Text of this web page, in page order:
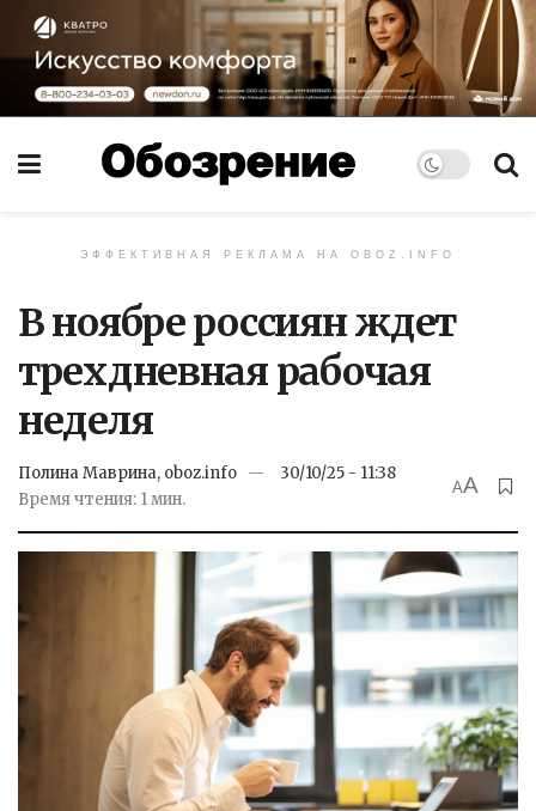
ЭФФЕКТИВНАЯ РЕКЛАМА НА OBOZ.INFO
В ноябре россиян ждет
трехдневная рабочая
неделя
Полина Маврина, oboz.info
30/10/25 - 11:38
Время чтения: 1 мин.
AA